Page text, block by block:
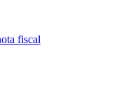
fiscal